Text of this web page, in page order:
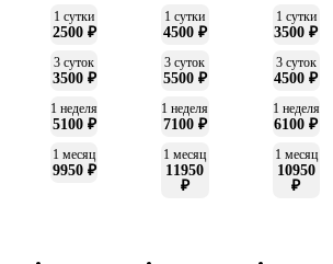
1 сутки
2500 ₽
3 суток
3500 ₽
1 неделя
5100 ₽
1 месяц
9950 ₽
1 сутки
4500 ₽
3 суток
5500 ₽
1 неделя
7100 ₽
1 месяц
11950
₽
1 сутки
3500 ₽
3 суток
4500 ₽
1 неделя
6100 ₽
1 месяц
10950
₽